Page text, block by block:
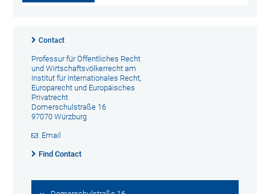
Contact
Professur für Öffentliches Recht
und Wirtschaftsvölkerrecht am
Institut für Internationales Recht,
Europarecht und Europäisches
Privatrecht
Domerschulstraße 16
97070 Würzburg
Email
Find Contact